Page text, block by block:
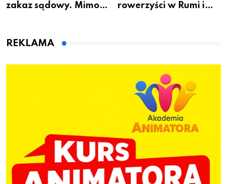
zakaz sądowy. Mimo
Bolszewie i uderzył w
rowerzyści w Rumi i
REKLAMA